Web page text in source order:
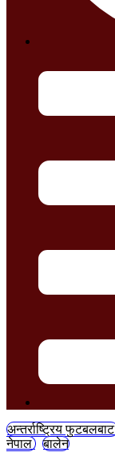
अन्तर्राष्ट्रिय फुटबलबाट
नेपाल
बालेन